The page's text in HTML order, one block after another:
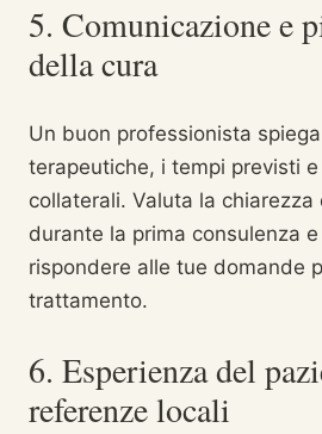
5. Comunicazione e
della cura
Un buon professionista
terapeutiche, i tempi previsti
collaterali. Valuta la chiarezza
durante la prima consulenza
rispondere alle tue domande
trattamento.
6. Esperienza del
referenze locali